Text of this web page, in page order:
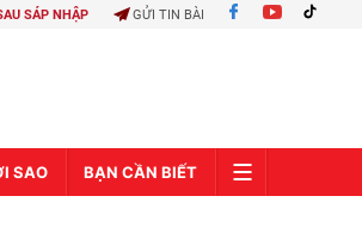
SÁP NHẬP GỬI TIN BÀI
SAO BẠN CẦN BIẾT